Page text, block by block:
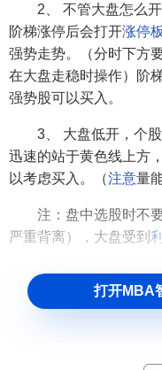
2、 不管大盘怎么开
阶梯涨停后会打开涨停板
强势走势。（分时下方
在大盘走稳时操作）阶
强势股可以买入。
3、 大盘低开，个股
迅速的站于黄色线上方
以考虑买入。（注意量
注：盘中选股时不要
严重背离），大盘受到
牢记两点：（1）如
票。（2）大盘三分之
打开MBA